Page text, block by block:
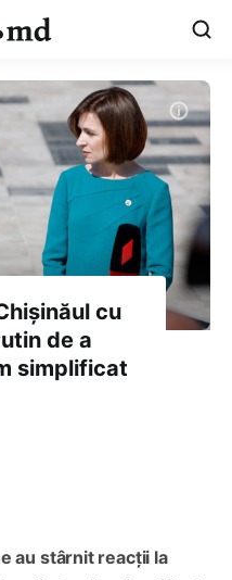
cu
de a
simplificat
au stârnit reacții la